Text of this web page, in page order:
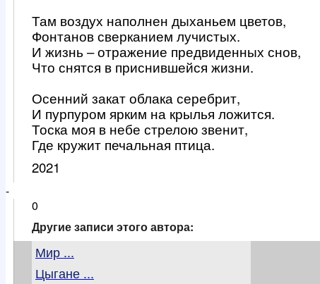
Там воздух наполнен дыханьем цветов,
Фонтанов сверканием лучистых.
И жизнь – отражение предвиденных снов,
Что снятся в приснившейся жизни.
Осенний закат облака серебрит,
И пурпуром ярким на крылья ложится.
Тоска моя в небе стрелою звенит,
Где кружит печальная птица.
2021
-
0
Другие записи этого автора:
Мир ...
Цыгане ...